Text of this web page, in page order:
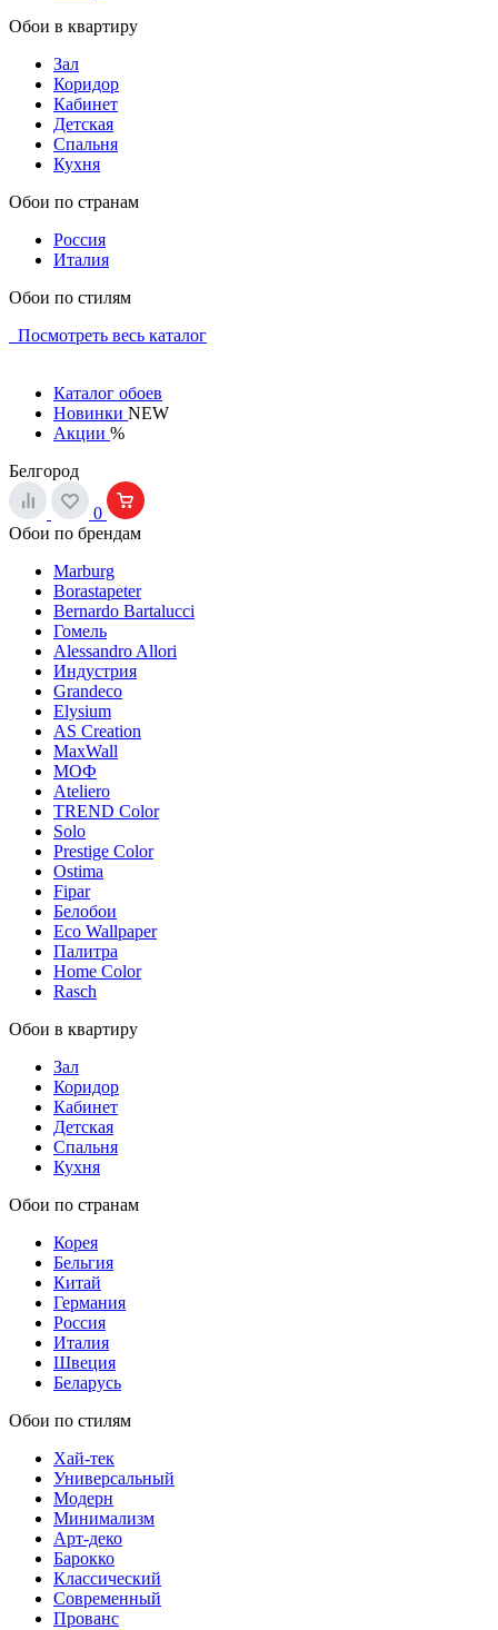
Обои в квартиру
Зал
Коридор
Кабинет
Детская
Спальня
Кухня
Обои по странам
Россия
Италия
Обои по стилям
Посмотреть весь каталог
Каталог обоев
Новинки NEW
Акции %
Белгород
0
Обои по брендам
Marburg
Borastapeter
Bernardo Bartalucci
Гомель
Alessandro Allori
Индустрия
Grandeco
Elysium
AS Creation
MaxWall
МОФ
Ateliero
TREND Color
Solo
Prestige Color
Ostima
Fipar
Белобои
Eco Wallpaper
Палитра
Home Color
Rasch
Обои в квартиру
Зал
Коридор
Кабинет
Детская
Спальня
Кухня
Обои по странам
Корея
Бельгия
Китай
Германия
Россия
Италия
Швеция
Беларусь
Обои по стилям
Хай-тек
Универсальный
Модерн
Минимализм
Арт-деко
Барокко
Классический
Современный
Прованс